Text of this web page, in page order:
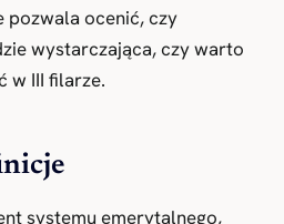
pozwala ocenić, czy
wystarczająca, czy warto
w III filarze.
systemu emerytalnego,